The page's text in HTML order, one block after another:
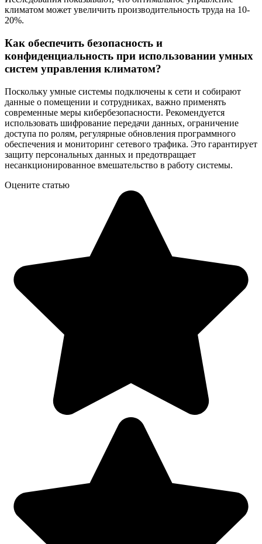
климатом может увеличить производительность труда на 10-
20%.
Как обеспечить безопасность и
конфиденциальность при использовании умных
систем управления климатом?
Поскольку умные системы подключены к сети и собирают
данные о помещении и сотрудниках, важно применять
современные меры кибербезопасности. Рекомендуется
использовать шифрование передачи данных, ограничение
доступа по ролям, регулярные обновления программного
обеспечения и мониторинг сетевого трафика. Это гарантирует
защиту персональных данных и предотвращает
несанкционированное вмешательство в работу системы.
Оцените статью